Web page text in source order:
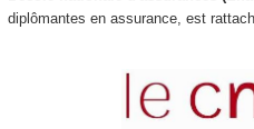
diplômantes en assurance, est